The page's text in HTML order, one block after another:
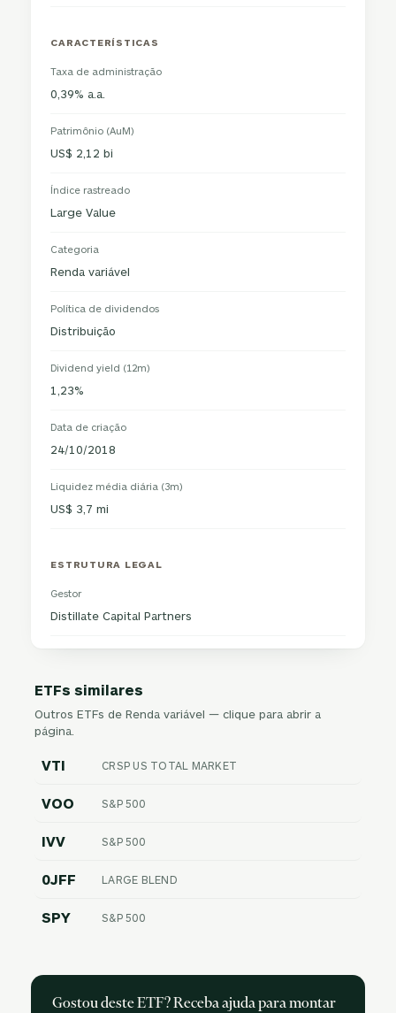
CARACTERÍSTICAS
Taxa de administração
0,39% a.a.
Patrimônio (AuM)
US$ 2,12 bi
Índice rastreado
Large Value
Categoria
Renda variável
Política de dividendos
Distribuição
Dividend yield (12m)
1,23%
Data de criação
24/10/2018
Liquidez média diária (3m)
US$ 3,7 mi
ESTRUTURA LEGAL
Gestor
Distillate Capital Partners
ETFs similares
Outros ETFs de Renda variável — clique para abrir a
página.
VTI CRSP US TOTAL MARKET
VOO S&P 500
IVV S&P 500
0JFF LARGE BLEND
SPY S&P 500
Gostou deste ETF? Receba ajuda para montar